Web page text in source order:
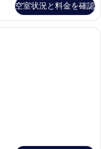
空室状況と料金を確認
フティボックス (室内)、デスク